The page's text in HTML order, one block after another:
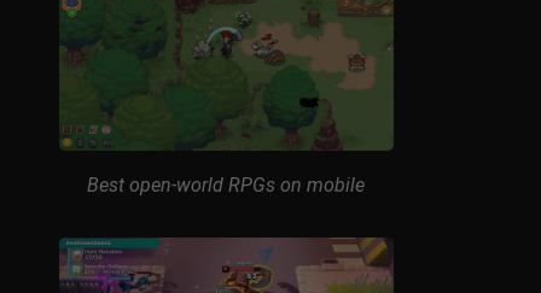
Best open-world RPGs on mobile